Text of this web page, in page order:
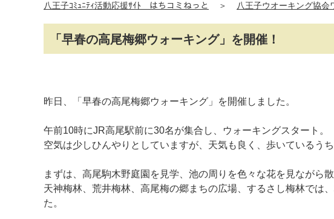
八王子ｺﾐｭﾆﾃｨ活動応援ｻｲﾄ はちコミねっと ＞ 八王子ウオーキング協会
「早春の高尾梅郷ウォーキング」を開催！
昨日、「早春の高尾梅郷ウォーキング」を開催しました。
午前10時にJR高尾駅前に30名が集合し、ウォーキングスタート。
空気は少しひんやりとしていますが、天気も良く、歩いているう
まずは、高尾駒木野庭園を見学、池の周りを色々な花を見ながら散
天神梅林、荒井梅林、高尾梅の郷まちの広場、するさし梅林では
た。